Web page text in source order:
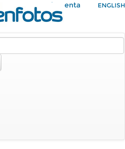
Mi Cuenta ENGLISH